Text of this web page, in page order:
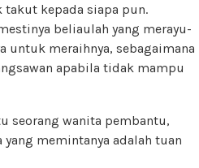
kepada siapa pun.
beliaulah yang merayu-
untuk meraihnya, sebagaimana
apabila tidak mampu
seorang wanita pembantu,
memintanya adalah tuan